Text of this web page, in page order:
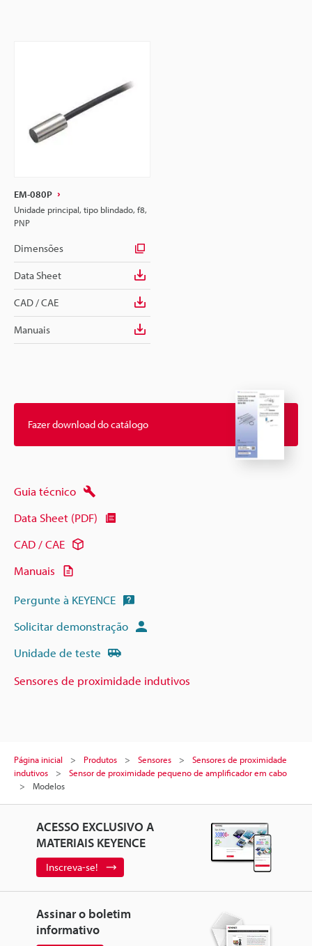
EM-080P
Unidade principal, tipo blindado, f8,
PNP
Dimensões
Data Sheet
CAD / CAE
Manuais
Fazer download do catálogo
Guia técnico
Data Sheet (PDF)
CAD / CAE
Manuais
Pergunte à KEYENCE
Solicitar demonstração
Unidade de teste
Sensores de proximidade indutivos
Página inicial Produtos Sensores
Sensores de proximidade
indutivos
Sensor de proximidade pequeno de amplificador em cabo
Modelos
ACESSO EXCLUSIVO A
MATERIAIS KEYENCE
Inscreva-se!
Assinar o boletim
informativo